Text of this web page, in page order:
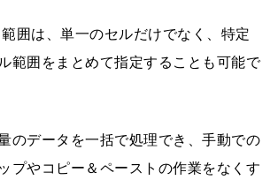
囲は、単一のセルだけでなく、特定
範囲をまとめて指定することも可能で
のデータを一括で処理でき、手動での
プやコピー＆ペーストの作業をなくす